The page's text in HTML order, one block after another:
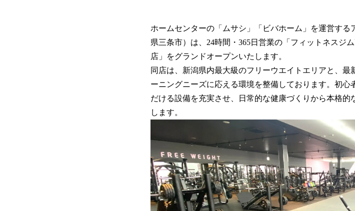
ホームセンターの「ムサシ」「ビバホーム」を運営す
県三条市）は、24時間・365日営業の「フィットネスジ
店」をグランドオープンいたします。
同店は、新潟県内最大級のフリーウエイトエリアと、
ーニングニーズに応える環境を整備しております。初
だける設備を充実させ、日常的な健康づくりから本格
します。